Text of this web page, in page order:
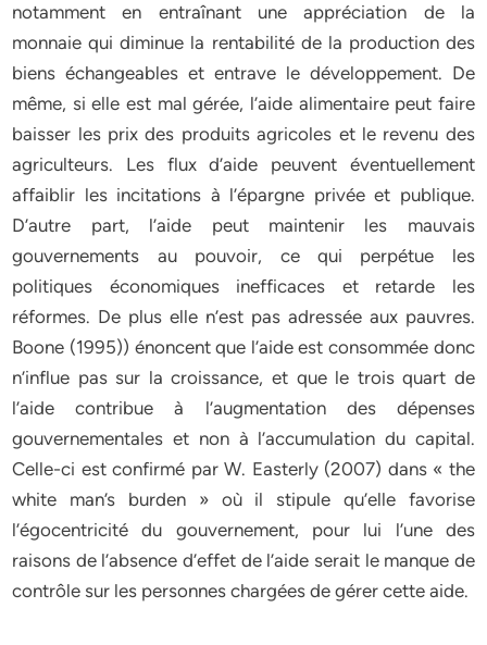
notamment en entraînant une appréciation de la
monnaie qui diminue la rentabilité de la production des
biens échangeables et entrave le développement. De
même, si elle est mal gérée, l’aide alimentaire peut faire
baisser les prix des produits agricoles et le revenu des
agriculteurs. Les flux d’aide peuvent éventuellement
affaiblir les incitations à l’épargne privée et publique.
D’autre part, l’aide peut maintenir les mauvais
gouvernements au pouvoir, ce qui perpétue les
politiques économiques inefficaces et retarde les
réformes. De plus elle n’est pas adressée aux pauvres.
Boone (1995)) énoncent que l’aide est consommée donc
n’influe pas sur la croissance, et que le trois quart de
l’aide contribue à l’augmentation des dépenses
gouvernementales et non à l’accumulation du capital.
Celle-ci est confirmé par W. Easterly (2007) dans « the
white man’s burden » où il stipule qu’elle favorise
l’égocentricité du gouvernement, pour lui l’une des
raisons de l’absence d’effet de l’aide serait le manque de
contrôle sur les personnes chargées de gérer cette aide.